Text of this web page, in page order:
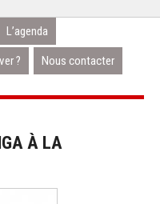
L’agenda
? Nous contacter
À LA